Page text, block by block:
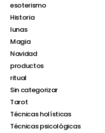
esoterismo
Historia
lunas
Magia
Navidad
productos
ritual
Sin categorizar
Tarot
Técnicas holísticas
Técnicas psicológicas